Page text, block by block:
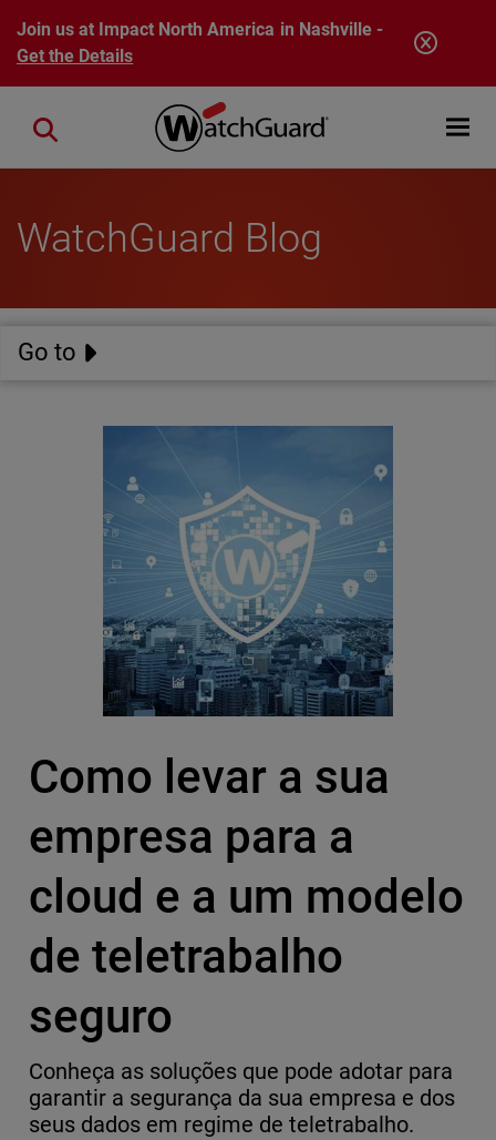
Skip to main content
Join us at Impact North America in Nashville -
Get the Details
Open
Close search
WatchGuard Blog
Go to
Como levar a sua
empresa para a
cloud e a um modelo
de teletrabalho
seguro
Conheça as soluções que pode adotar para
garantir a segurança da sua empresa e dos
seus dados em regime de teletrabalho.